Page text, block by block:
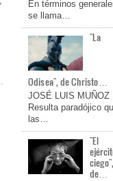
En términos
se llama…
"La
Odisea", de Christo…
JOSÉ LUIS MUÑOZ
Resulta paradójico
las…
"El
de…